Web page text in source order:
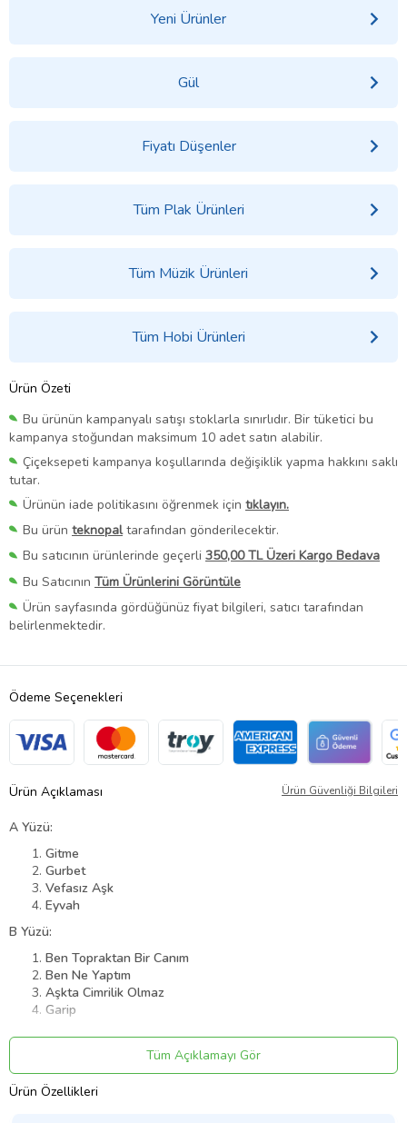
Yeni Ürünler
Gül
Fiyatı Düşenler
Tüm Plak Ürünleri
Tüm Müzik Ürünleri
Tüm Hobi Ürünleri
Ürün Özeti
Bu ürünün kampanyalı satışı stoklarla sınırlıdır. Bir tüketici bu
kampanya stoğundan maksimum 10 adet satın alabilir.
Çiçeksepeti kampanya koşullarında değişiklik yapma hakkını saklı
tutar.
Ürünün iade politikasını öğrenmek için tıklayın.
Bu ürün teknopaltarafından gönderilecektir.
Bu satıcının ürünlerinde geçerli 350,00 TL Üzeri Kargo Bedava
Bu Satıcının Tüm Ürünlerini Görüntüle
Ürün sayfasında gördüğünüz fiyat bilgileri, satıcı tarafından
belirlenmektedir.
Ödeme Seçenekleri
Ürün Açıklaması Ürün Güvenliği Bilgileri
A Yüzü:
Gitme
Gurbet
Vefasız Aşk
Eyvah
B Yüzü:
Ben Topraktan Bir Canım
Ben Ne Yaptım
Aşkta Cimrilik Olmaz
Garip
Ürün Kodu:kcm96516422
Tüm Açıklamayı Gör
Ürün Özellikleri